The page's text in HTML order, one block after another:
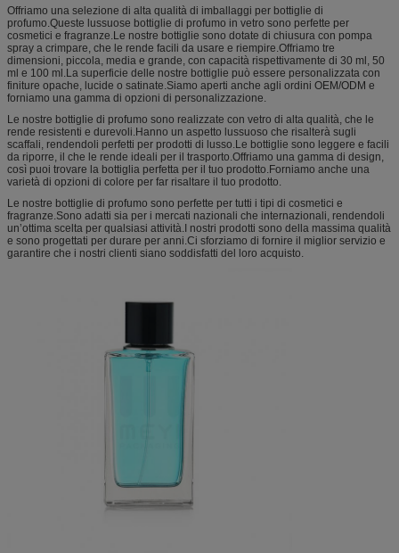
Offriamo una selezione di alta qualità di imballaggi per bottiglie di
profumo.Queste lussuose bottiglie di profumo in vetro sono perfette per
cosmetici e fragranze.Le nostre bottiglie sono dotate di chiusura con pompa
spray a crimpare, che le rende facili da usare e riempire.Offriamo tre
dimensioni, piccola, media e grande, con capacità rispettivamente di 30 ml, 50
ml e 100 ml.La superficie delle nostre bottiglie può essere personalizzata con
finiture opache, lucide o satinate.Siamo aperti anche agli ordini OEM/ODM e
forniamo una gamma di opzioni di personalizzazione.
Le nostre bottiglie di profumo sono realizzate con vetro di alta qualità, che le
rende resistenti e durevoli.Hanno un aspetto lussuoso che risalterà sugli
scaffali, rendendoli perfetti per prodotti di lusso.Le bottiglie sono leggere e facili
da riporre, il che le rende ideali per il trasporto.Offriamo una gamma di design,
così puoi trovare la bottiglia perfetta per il tuo prodotto.Forniamo anche una
varietà di opzioni di colore per far risaltare il tuo prodotto.
Le nostre bottiglie di profumo sono perfette per tutti i tipi di cosmetici e
fragranze.Sono adatti sia per i mercati nazionali che internazionali, rendendoli
un’ottima scelta per qualsiasi attività.I nostri prodotti sono della massima qualità
e sono progettati per durare per anni.Ci sforziamo di fornire il miglior servizio e
garantire che i nostri clienti siano soddisfatti del loro acquisto.